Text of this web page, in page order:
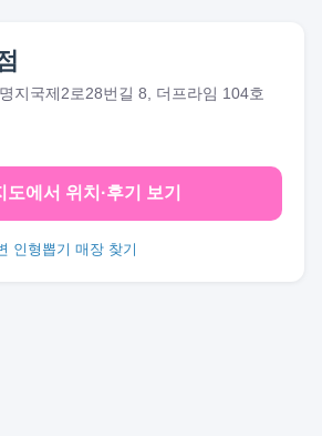
지국제2로28번길 8, 더프라임 104호
도에서 위치·후기 보기
인형뽑기 매장 찾기